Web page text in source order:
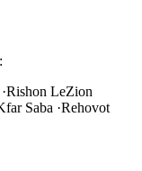
·Rishon LeZion
Saba ·Rehovot